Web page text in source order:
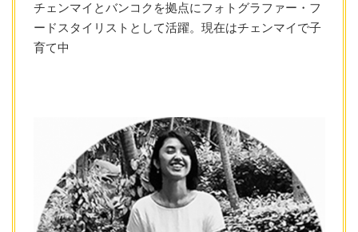
チェンマイとバンコクを拠点にフォトグラファー・フ
ードスタイリストとして活躍。現在はチェンマイで子
育て中